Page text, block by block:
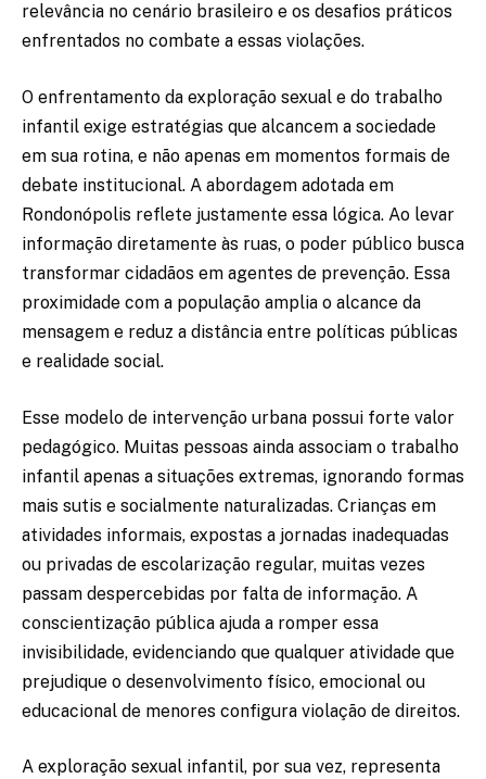
relevância no cenário brasileiro e os desafios práticos
enfrentados no combate a essas violações.
O enfrentamento da exploração sexual e do trabalho
infantil exige estratégias que alcancem a sociedade
em sua rotina, e não apenas em momentos formais de
debate institucional. A abordagem adotada em
Rondonópolis reflete justamente essa lógica. Ao levar
informação diretamente às ruas, o poder público busca
transformar cidadãos em agentes de prevenção. Essa
proximidade com a população amplia o alcance da
mensagem e reduz a distância entre políticas públicas
e realidade social.
Esse modelo de intervenção urbana possui forte valor
pedagógico. Muitas pessoas ainda associam o trabalho
infantil apenas a situações extremas, ignorando formas
mais sutis e socialmente naturalizadas. Crianças em
atividades informais, expostas a jornadas inadequadas
ou privadas de escolarização regular, muitas vezes
passam despercebidas por falta de informação. A
conscientização pública ajuda a romper essa
invisibilidade, evidenciando que qualquer atividade que
prejudique o desenvolvimento físico, emocional ou
educacional de menores configura violação de direitos.
A exploração sexual infantil, por sua vez, representa